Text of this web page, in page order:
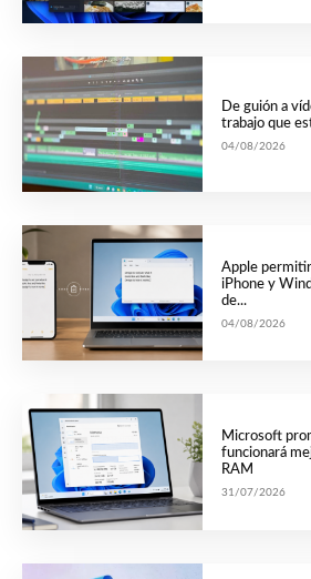
De guión a
trabajo que
04/08/2026
Apple
iPhone y
de...
04/08/2026
Microsoft
funcionará
RAM
31/07/2026